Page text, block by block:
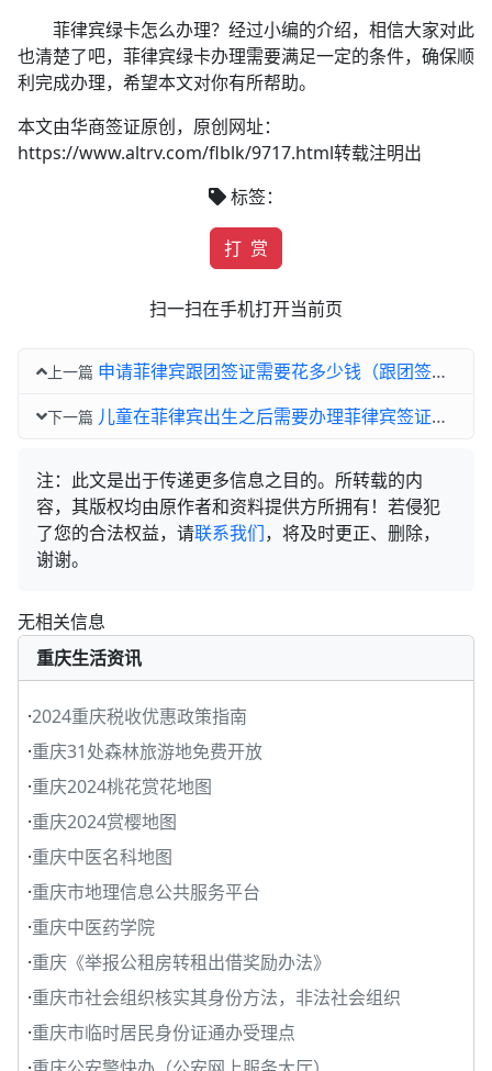
菲律宾绿卡怎么办理？经过小编的介绍，相信大家对此
也清楚了吧，菲律宾绿卡办理需要满足一定的条件，确保顺
利完成办理，希望本文对你有所帮助。
本文由华商签证原创，原创网址：
https://www.altrv.com/flblk/9717.html转载注明出
标签：
打 赏
扫一扫在手机打开当前页
上一篇 申请菲律宾跟团签证需要花多少钱（跟团签证如何办理）
下一篇 儿童在菲律宾出生之后需要办理菲律宾签证吗(旅游签讲解)
注：此文是出于传递更多信息之目的。所转载的内
容，其版权均由原作者和资料提供方所拥有！若侵犯
了您的合法权益，请联系我们，将及时更正、删除，
谢谢。
无相关信息
重庆生活资讯
·2024重庆税收优惠政策指南
·重庆31处森林旅游地免费开放
·重庆2024桃花赏花地图
·重庆2024赏樱地图
·重庆中医名科地图
·重庆市地理信息公共服务平台
·重庆中医药学院
·重庆《举报公租房转租出借奖励办法》
·重庆市社会组织核实其身份方法，非法社会组织
·重庆市临时居民身份证通办受理点